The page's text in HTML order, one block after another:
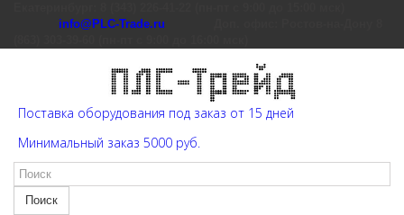
info@PLC-Trade.ru
Поставка оборудования под заказ от 15 дней
Минимальный заказ 5000 руб.
Поиск